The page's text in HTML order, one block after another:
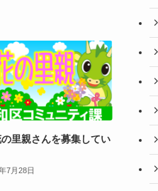
里親さんを募集してい
7月28日